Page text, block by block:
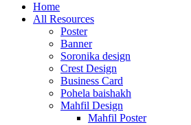
Home
All Resources
Poster
Banner
Soronika design
Crest Design
Business Card
Pohela baishakh
Mahfil Design
Mahfil Poster